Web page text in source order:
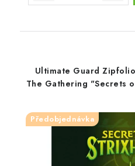
Ultimate Guard
The Gathering "Secrets
Předobjednávka